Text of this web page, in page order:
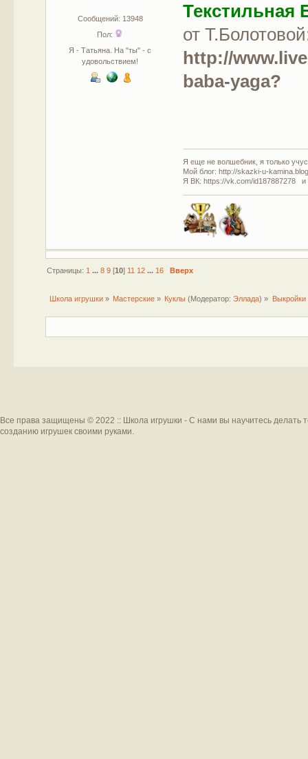
Сообщений: 13948
Пол:
Я - Татьяна. На "ты" - с
удовольствием!
Текстильная
от
http://
baba-yaga?
Я еще не волшебник, я только
Мой блог: http://skazki-u-
Я ВК: https://vk.com/id187887278 и
Страницы: 1 ... 8 9[10] 11 12 ... 16 Вверх
Школа игрушки» Мастерские » Куклы (Модератор:Эллада) » Выкройки
Все права защищены © 2022 :: Школа игрушки - С нами вы научитесь делать
созданию игрушек своими руками.